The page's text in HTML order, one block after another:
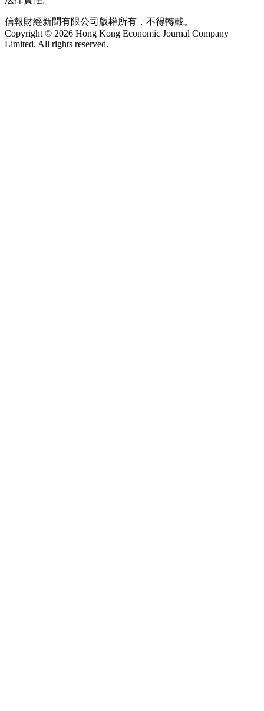
信報財經新聞有限公司版權所有，不得轉載。
Copyright © 2026 Hong Kong Economic Journal Company
Limited. All rights reserved.